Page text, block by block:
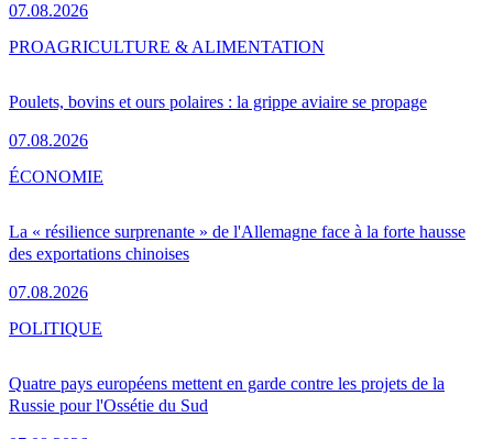
07.08.2026
Poulets, bovins et ours polaires : la grippe aviaire se propage
07.08.2026
PROAGRICULTURE & ALIMENTATION
La « résilience surprenante » de l'Allemagne face à la forte hausse
des exportations chinoises
07.08.2026
ÉCONOMIE
Quatre pays européens mettent en garde contre les projets de la
Russie pour l'Ossétie du Sud
POLITIQUE